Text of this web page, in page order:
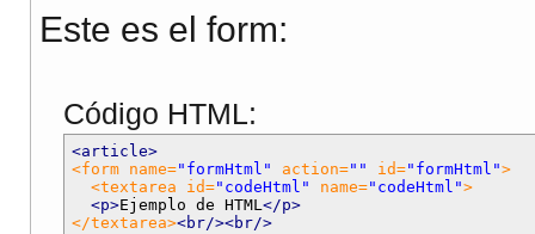
Este es el form:
Código HTML:
<article>
<form name="formHtml" action="" id="formHtml">
<textarea id="codeHtml" name="codeHtml">
<p>Ejemplo de HTML</p>
</textarea><br/><br/>